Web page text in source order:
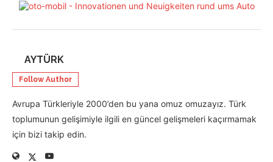
AYTÜRK
Follow Author
Avrupa Türkleriyle 2000’den bu yana omuz omuzayız. Türk
toplumunun gelişimiyle ilgili en güncel gelişmeleri kaçırmamak
için bizi takip edin.